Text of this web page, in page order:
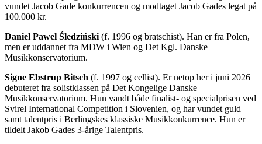
vundet Jacob Gade konkurrencen og modtaget Jacob Gades legat på
100.000 kr.
Daniel Pawel Śledziński(f. 1996 og bratschist). Han er fra Polen,
men er uddannet fra MDW i Wien og Det Kgl. Danske
Musikkonservatorium.
Signe Ebstrup Bitsch (f. 1997 og cellist). Er netop her i juni 2026
debuteret fra solistklassen på Det Kongelige Danske
Musikkonservatorium. Hun vandt både finalist- og specialprisen ved
Svirel International Competition i Slovenien, og har vundet guld
samt talentpris i Berlingskes klassiske Musikkonkurrence. Hun er
tildelt Jakob Gades 3-årige Talentpris.